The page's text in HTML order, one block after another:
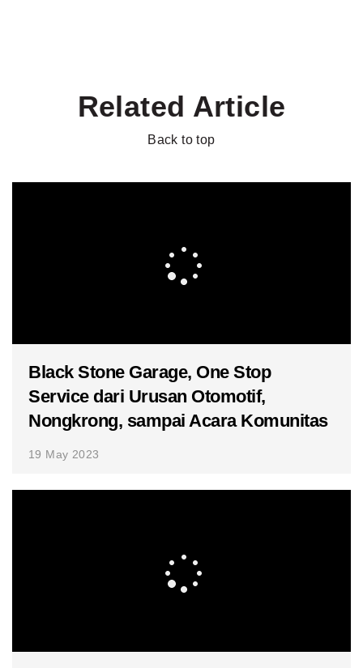
Related Article
Back to top
Black Stone Garage, One Stop
Service dari Urusan Otomotif,
Nongkrong, sampai Acara Komunitas
19 May 2023